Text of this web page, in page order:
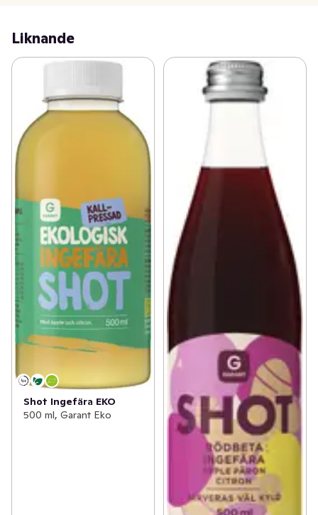
Liknande
Shot Ingefära EKO
500 ml, Garant Eko